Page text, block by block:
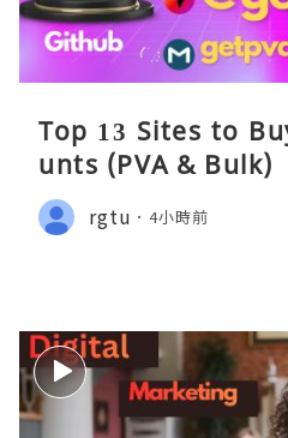
Top 13 Sites to
unts (PVA & Bulk)
rgtu 4小時前